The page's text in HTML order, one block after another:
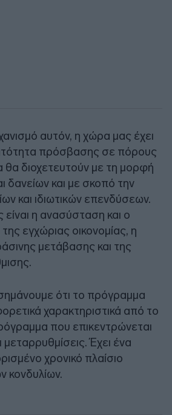
αυτόν, η χώρα μας έχει
πρόσβασης σε πόρους
θα διοχετευτούν με τη μορφή
δανείων και με σκοπό την
και ιδιωτικών επενδύσεων.
η ανασύσταση και ο
εγχώριας οικονομίας, η
μετάβασης και της
ότι το πρόγραμμα
χαρακτηριστικά από το
που επικεντρώνεται
Έχει ένα
χρονικό πλαίσιο